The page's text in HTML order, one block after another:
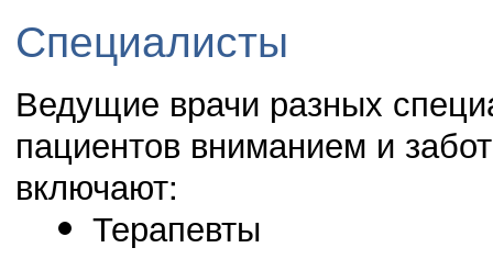
Специалисты
Ведущие врачи разных
пациентов вниманием и
включают:
Терапевты